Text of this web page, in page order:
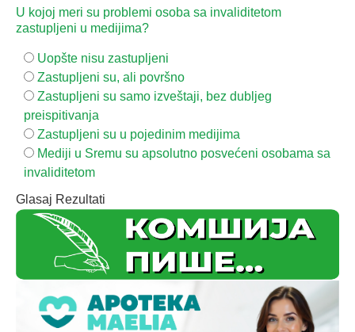
U kojoj meri su problemi osoba sa invaliditetom
zastupljeni u medijima?
Uopšte nisu zastupljeni
Zastupljeni su, ali površno
Zastupljeni su samo izveštaji, bez dubljeg
preispitivanja
Zastupljeni su u pojedinim medijima
Mediji u Sremu su apsolutno posvećeni osobama sa
invaliditetom
Glasaj Rezultati